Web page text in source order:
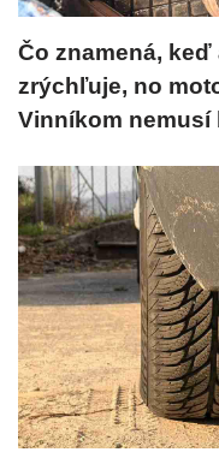
Čo znamená,
zrýchľuje, no
Vinníkom